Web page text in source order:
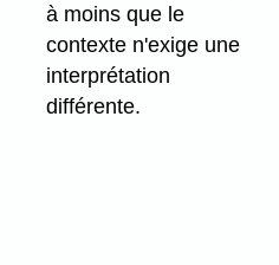
à moins que le
contexte n'exige une
interprétation
différente.